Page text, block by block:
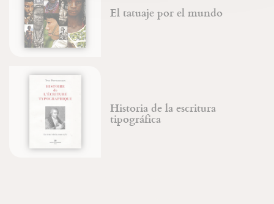
El tatuaje por el mundo
Historia de la escritura
tipográfica